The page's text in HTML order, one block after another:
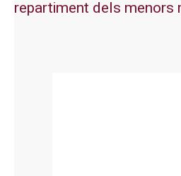
repartiment dels menors